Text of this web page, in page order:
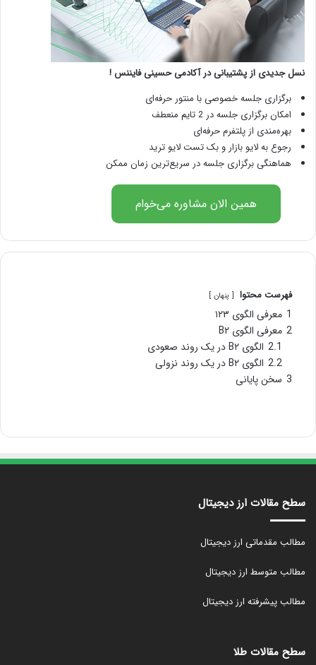
نسل جدیدی از پشتیبانی در آکادمی حسینی فایننس !
برگزاری جلسه خصوصی با منتور حرفه‌ای
امکان برگزاری جلسه در 2 تایم منعطف
بهره‌مندی از پلتفرم حرفه‌ای
رجوع به لایو بازار و بک تست لایو ترید
هماهنگی برگزاری جلسه در سریع‌ترین زمان ممکن
همین الان مشاوره می‌خوام
فهرست محتوا پنهان
1 معرفی الگوی ۱۲۳
2 معرفی الگوی B۲
2.1 الگوی B۲ در یک روند صعودی
2.2 الگوی B۲ در یک روند نزولی
3 سخن پایانی
سطح مقالات ارز دیجیتال
مطالب مقدماتی ارز دیجیتال
مطالب متوسط ارز دیجیتال
مطالب پیشرفته ارز دیجیتال
سطح مقالات طلا